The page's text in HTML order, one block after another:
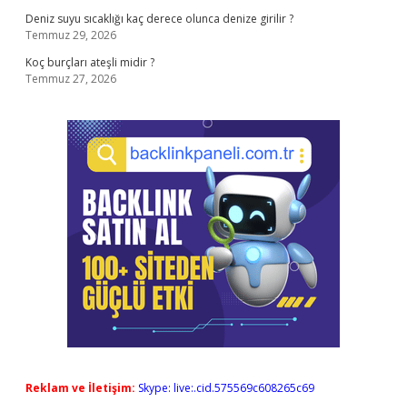
Deniz suyu sıcaklığı kaç derece olunca denize girilir ?
Temmuz 29, 2026
Koç burçları ateşli midir ?
Temmuz 27, 2026
Reklam ve İletişim: Skype: live:.cid.575569c608265c69